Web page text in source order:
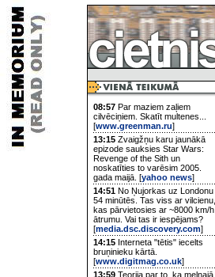
08:57 Par maziem zaļiem
cilvēciņiem. Skatīt multenes...
[www.greenman.ru]
13:15 Zvaigžņu karu jaunākā
epizode sauksies Star Wars:
Revenge of the Sith un
noskatīties to varēsim 2005.
gada maijā. [yahoo news]
14:51 No Ņujorkas uz Londonu
54 minūtēs. Tas viss ar vilcienu,
kas pārvietosies ar ~8000 km/h
ātrumu. Vai tas ir iespējams?
[media.dsc.discovery.com]
14:15 Interneta "tētis" iecelts
bruņinieku kārtā.
[www.digitmag.co.uk]
13:59 Teorija par to, ka melnajā